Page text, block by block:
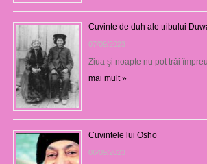
Cuvinte de duh ale tribului
07/09/2023
Ziua şi noapte nu pot trăi
mai mult »
Cuvintele lui Osho
06/09/2023